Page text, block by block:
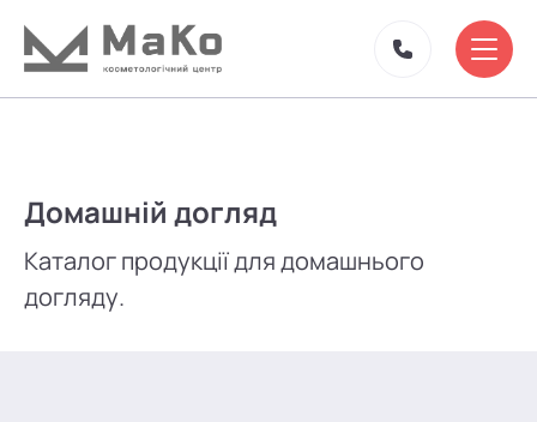
Домашній догляд
Каталог продукції для домашнього
догляду.